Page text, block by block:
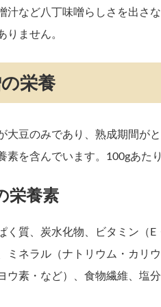
汁など八丁味噌らしさを出さ
りません。
栄養
大豆のみであり、熟成期間が
素を含んでいます。100gあた
栄養素
く質、炭水化物、ビタミン（
ミネラル（ナトリウム・カリ
ウ素・など）、食物繊維、塩